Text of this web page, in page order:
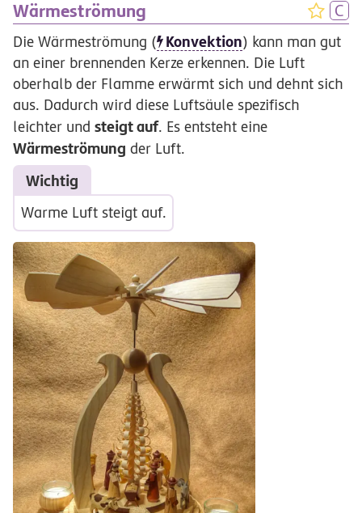
Wärmeströmung
Die Wärmeströmung ( Konvektion) kann man gut
an einer brennenden Kerze erkennen. Die Luft
oberhalb der Flamme erwärmt sich und dehnt sich
aus. Dadurch wird diese Luftsäule spezifisch
leichter und steigt auf. Es entsteht eine
Wärmeströmung der Luft.
Wichtig
Warme Luft steigt auf.